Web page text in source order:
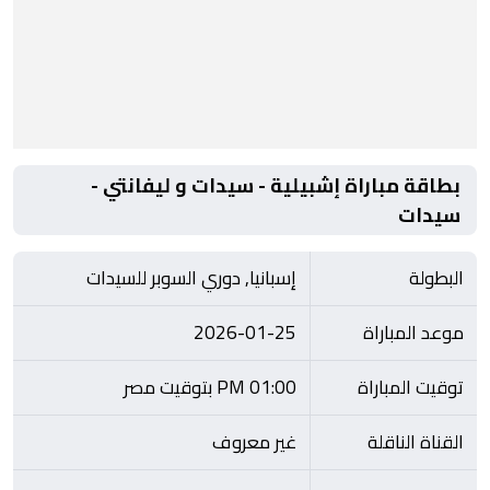
بطاقة مباراة إشبيلية - سيدات و ليفانتي -
سيدات
البطولة
إسبانيا, دوري السوبر للسيدات
موعد المباراة
2026-01-25
توقيت المباراة
01:00 PM بتوقيت مصر
القناة الناقلة
غير معروف